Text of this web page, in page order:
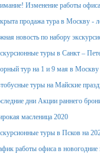
Изменение работы
продажа тура в Москву -
новость по набору
туры в Санкт –
тур на 1 и 9 мая в Москву
туры на Майские
дни Акции раннего
масленица 2020
туры в Псков на
работы офиса в новогодние